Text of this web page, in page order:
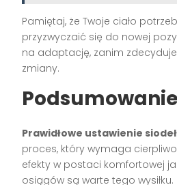
Pamiętaj, że Twoje ciało
przyzwyczaić się do nowej
na adaptację, zanim
zmiany.
Podsumowanie
Prawidłowe ustawienie
proces, który wymaga
efekty w postaci komfortowej
osiągów są warte tego